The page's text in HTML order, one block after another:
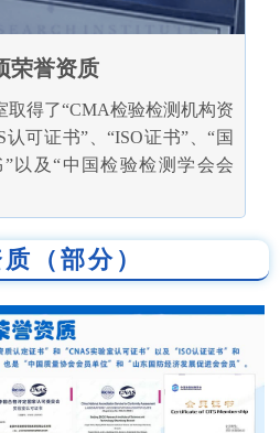
荣誉资质
取得了“CMA检验检测机构资
可证书”、“ISO证书”、“国
以及“中国检验检测学会会
（部分）